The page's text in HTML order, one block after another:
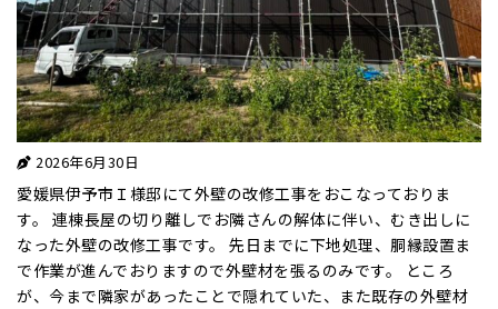
2026年6月30日
愛媛県伊予市Ｉ様邸にて外壁の改修工事をおこなっておりま
す。 連棟長屋の切り離しでお隣さんの解体に伴い、むき出しに
なった外壁の改修工事です。 先日までに下地処理、胴縁設置ま
で作業が進んでおりますので外壁材を張るのみです。 ところ
が、今まで隣家があったことで隠れていた、また既存の外壁材